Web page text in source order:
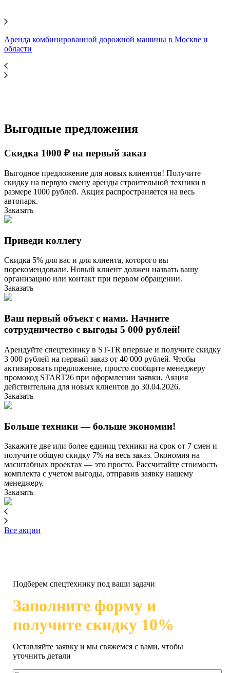
Аренда комбинированной дорожной машины в Москве и
области
Выгодные предложения
Скидка 1000 ₽ на первый заказ
Выгодное предложение для новых клиентов! Получите
скидку на первую смену аренды строительной техники в
размере 1000 рублей. Акция распространяется на весь
автопарк.
Заказать
Приведи коллегу
Скидка 5% для вас и для клиента, которого вы
порекомендовали. Новый клиент должен назвать вашу
организацию или контакт при первом обращении.
Заказать
Ваш первый объект с нами. Начните
сотрудничество с выгоды 5 000 рублей!
Арендуйте спецтехнику в ST-TR впервые и получите скидку
3 000 рублей на первый заказ от 40 000 рублей. Чтобы
активировать предложение, просто сообщите менеджеру
промокод START26 при оформлении заявки. Акция
действительна для новых клиентов до 30.04.2026.
Заказать
Больше техники — больше экономии!
Закажите две или более единиц техники на срок от 7 смен и
получите общую скидку 7% на весь заказ. Экономия на
масштабных проектах — это просто. Рассчитайте стоимость
комплекта с учетом выгоды, отправив заявку нашему
менеджеру.
Заказать
Все акции
Подберем спецтехнику под ваши задачи
Заполните форму и
получите скидку 10%
Оставляйте заявку и мы свяжемся с вами, чтобы
уточнить детали